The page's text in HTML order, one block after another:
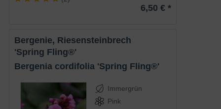
6,50 € *
Bergenie, Riesensteinbrech
'Spring Fling®'
Bergenia cordifolia 'Spring Fling®'
Immergrün
Pink